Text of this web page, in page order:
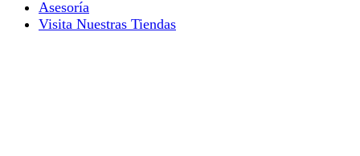
Asesoría
Visita Nuestras Tiendas